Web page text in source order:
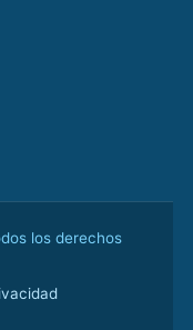
los derechos